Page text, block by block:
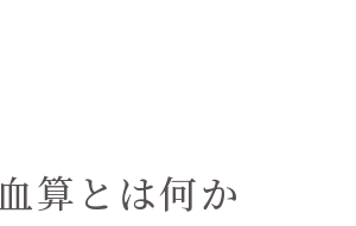
血算とは何か